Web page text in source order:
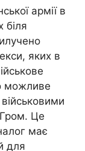
армії в
біля
яких в
можливе
військовими
Гром. Це
має
для